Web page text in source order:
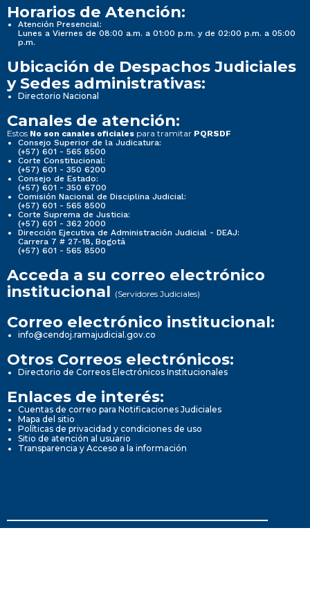
Horarios de Atención:
Atención Presencial:
Lunes a Viernes de 08:00 a.m. a 01:00 p.m. y de 02:00 p.m. a 05:00
p.m.
Ubicación de Despachos Judiciales
y Sedes administrativas:
Directorio Nacional
Canales de atención:
Estos No son canales oficiales para tramitar PQRSDF
Consejo Superior de la Judicatura:
(+57) 601 - 565 8500
Corte Constitucional:
(+57) 601 - 350 6200
Consejo de Estado:
(+57) 601 - 350 6700
Comisión Nacional de Disciplina Judicial:
(+57) 601 - 565 8500
Corte Suprema de Justicia:
(+57) 601 - 362 2000
Dirección Ejecutiva de Administración Judicial - DEAJ:
Carrera 7 # 27-18, Bogotá
(+57) 601 - 565 8500
Acceda a su correo electrónico
institucional (Servidores Judiciales)
Correo electrónico institucional:
info@cendoj.ramajudicial.gov.co
Otros Correos electrónicos:
Directorio de Correos Electrónicos Institucionales
Enlaces de interés:
Cuentas de correo para Notificaciones Judiciales
Mapa del sitio
Políticas de privacidad y condiciones de uso
Sitio de atención al usuario
Transparencia y Acceso a la información